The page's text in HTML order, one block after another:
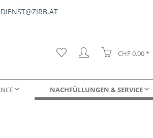
CHF 0.00 *
NACHFÜLLUNGEN & SERVICE